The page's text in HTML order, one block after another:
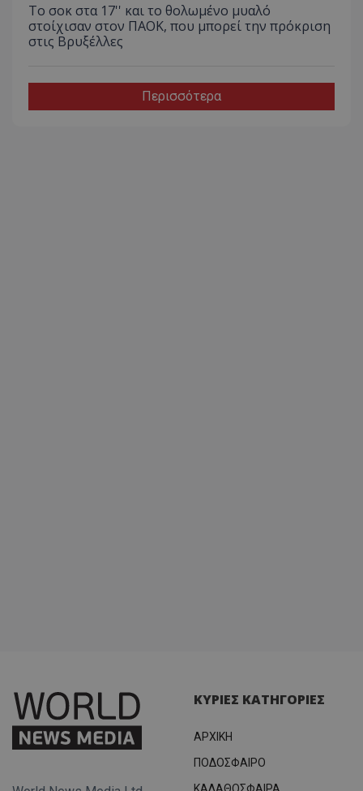
Το σοκ στα 17'' και το θολωμένο μυαλό
στοίχισαν στον ΠΑΟΚ, που μπορεί την πρόκριση
στις Βρυξέλλες
Περισσότερα
ΚΥΡΙΕΣ ΚΑΤΗΓΟΡΙΕΣ
ΑΡΧΙΚΗ
ΠΟΔΟΣΦΑΙΡΟ